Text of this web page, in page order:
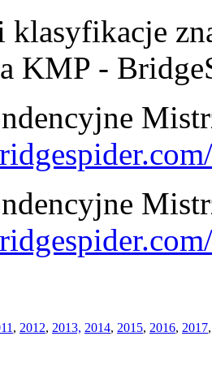
KMP -
, 2012, 2013, 2014, 2015, 2016, 2017